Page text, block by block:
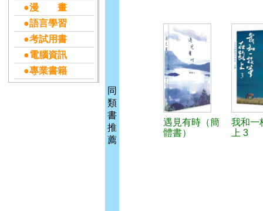
●漫 畫
●語言學習
●考試用書
●電腦資訊
●專業書籍
同
類
書
推
薦
遇見有時（簡
體書）
我和一
上 3